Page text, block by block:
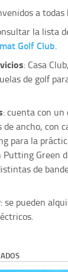
a todas
la lista
Golf Club.
: Casa
de golf
: cuenta con un
ancho, con
para la
Putting Green
de
: se pueden